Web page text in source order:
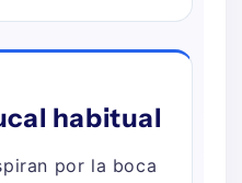
habitual
por la boca